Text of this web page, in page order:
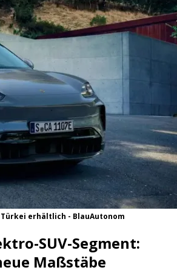
erhältlich - BlauAutonom
SUV-Segment:
Maßstäbe